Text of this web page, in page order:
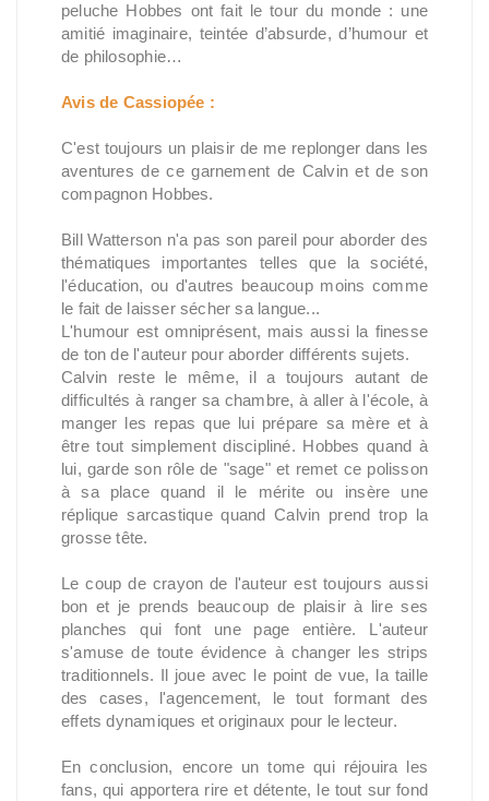
peluche Hobbes ont fait le tour du monde : une
amitié imaginaire, teintée d’absurde, d’humour et
de philosophie…
Avis de Cassiopée :
C'est toujours un plaisir de me replonger dans les
aventures de ce garnement de Calvin et de son
compagnon Hobbes.
Bill Watterson n'a pas son pareil pour aborder des
thématiques importantes telles que la société,
l'éducation, ou d'autres beaucoup moins comme
le fait de laisser sécher sa langue...
L'humour est omniprésent, mais aussi la finesse
de ton de l'auteur pour aborder différents sujets.
Calvin reste le même, il a toujours autant de
difficultés à ranger sa chambre, à aller à l'école, à
manger les repas que lui prépare sa mère et à
être tout simplement discipliné. Hobbes quand à
lui, garde son rôle de "sage" et remet ce polisson
à sa place quand il le mérite ou insère une
réplique sarcastique quand Calvin prend trop la
grosse tête.
Le coup de crayon de l'auteur est toujours aussi
bon et je prends beaucoup de plaisir à lire ses
planches qui font une page entière. L'auteur
s'amuse de toute évidence à changer les strips
traditionnels. Il joue avec le point de vue, la taille
des cases, l'agencement, le tout formant des
effets dynamiques et originaux pour le lecteur.
En conclusion, encore un tome qui réjouira les
fans, qui apportera rire et détente, le tout sur fond